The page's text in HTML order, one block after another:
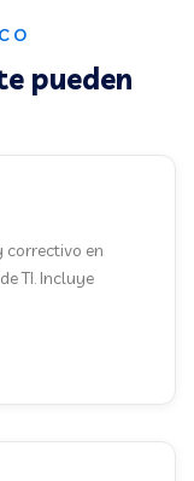
pueden
correctivo en
TI. Incluye